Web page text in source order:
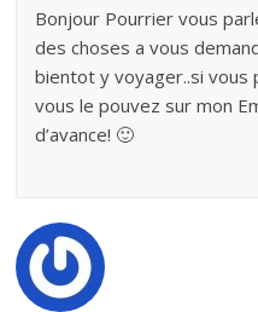
Bonjour Pourrier vous
des choses a vous
bientot y voyager..si vous
vous le pouvez sur mon
d’avance! 🙂